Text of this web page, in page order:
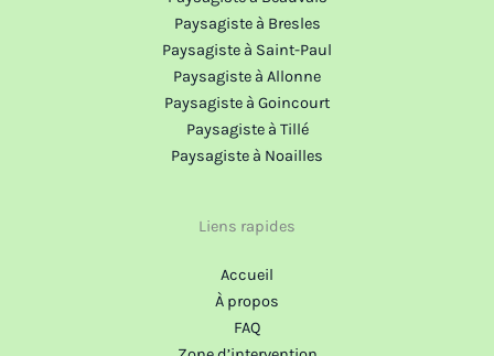
Paysagiste à Bresles
Paysagiste à Saint-Paul
Paysagiste à Allonne
Paysagiste à Goincourt
Paysagiste à Tillé
Paysagiste à Noailles
Liens rapides
Accueil
À propos
FAQ